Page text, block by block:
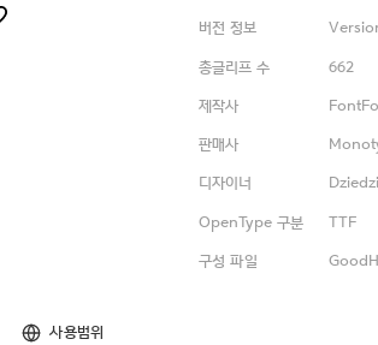
버전 정보
총글리프 수 662
제작사
판매사
디자이너
OpenType 구분 TTF
구성 파일
사용범위